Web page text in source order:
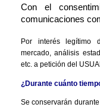
Con el
comunicaciones
Por interés legítimo
mercado, análisis
etc. a petición del
¿Durante cuánto
Se conservarán